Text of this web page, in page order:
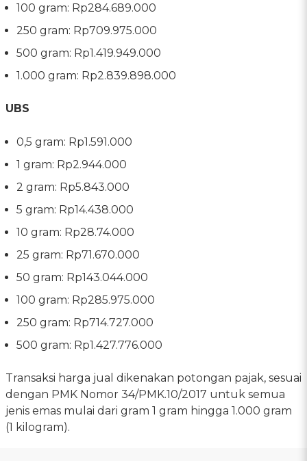
100 gram: Rp284.689.000
250 gram: Rp709.975.000
500 gram: Rp1.419.949.000
‎1.000 gram: Rp2.839.898.000
UBS
0,5 gram: Rp1.591.000
1 gram: Rp2.944.000
2 gram: Rp5.843.000
5 gram: Rp14.438.000
10 gram: Rp28.74.000
25 gram: Rp71.670.000
50 gram: Rp143.044.000
100 gram: Rp285.975.000
250 gram: Rp714.727.000
500 gram: Rp1.427.776.000
Transaksi harga jual dikenakan potongan pajak, sesuai
dengan PMK Nomor 34/PMK.10/2017 untuk semua
jenis emas mulai dari gram 1 gram hingga 1.000 gram
(1 kilogram).